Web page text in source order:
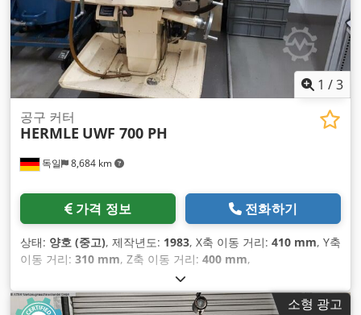
1 /3
독일 8,684 km
공구 커터
HERMLE UWF 700 PH
가격 정보 전화하기
상태: 양호 (중고), 제작년도: 1983, X축 이동 거리: 410 mm, Y축
이동 거리: 310 mm, Z축 이동 거리: 400 mm,
소형 광고